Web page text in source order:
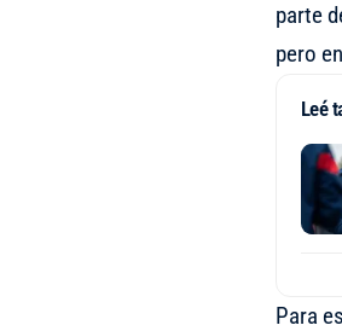
parte
pero
Leé
Para